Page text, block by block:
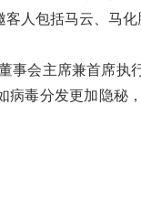
客人包括马云、马
会主席兼首席执
病毒分发更加隐